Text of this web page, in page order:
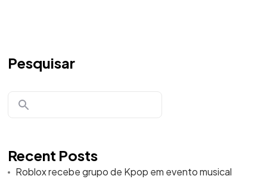
Pesquisar
Recent Posts
Roblox recebe grupo de Kpop em evento musical